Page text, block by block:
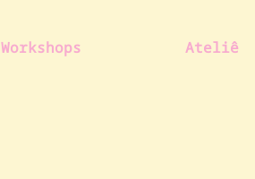
Workshops Ateliê